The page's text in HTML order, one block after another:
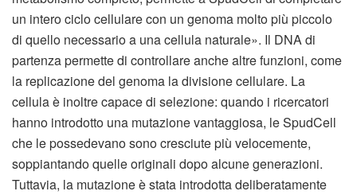
un intero ciclo cellulare con un genoma molto più piccolo
di quello necessario a una cellula naturale». Il DNA di
partenza permette di controllare anche altre funzioni, come
la replicazione del genoma la divisione cellulare. La
cellula è inoltre capace di selezione: quando i ricercatori
hanno introdotto una mutazione vantaggiosa, le SpudCell
che le possedevano sono cresciute più velocemente,
soppiantando quelle originali dopo alcune generazioni.
Tuttavia, la mutazione è stata introdotta deliberatamente